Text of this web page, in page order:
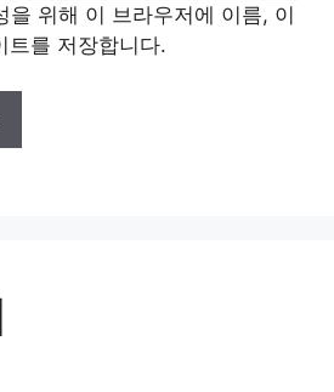
을 위해 이 브라우저에 이름, 이
트를 저장합니다.